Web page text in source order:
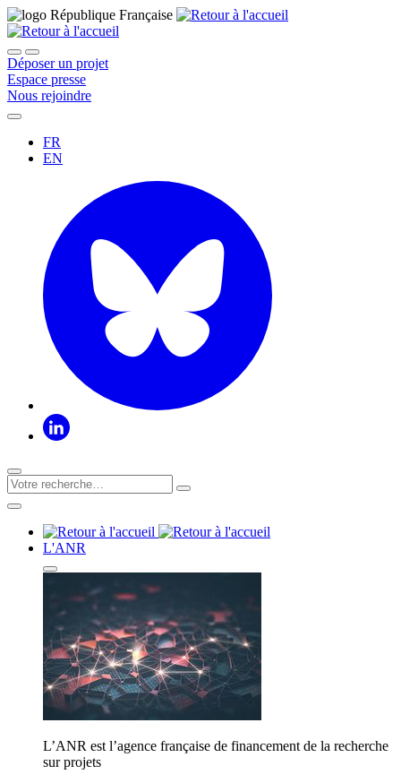
Déposer un projet
Espace presse
Nous rejoindre
FR
EN
L'ANR
L’ANR est l’agence française de financement de la recherche
sur projets